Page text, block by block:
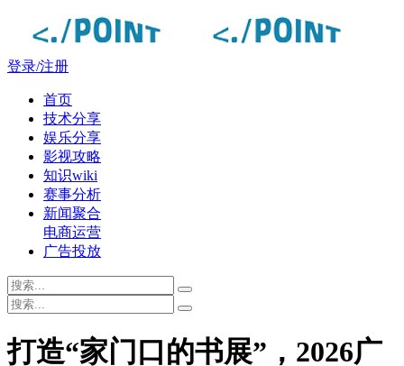
登录/注册
首页
技术分享
娱乐分享
影视攻略
知识wiki
赛事分析
新闻聚合
电商运营
广告投放
打造“家门口的书展”，2026广